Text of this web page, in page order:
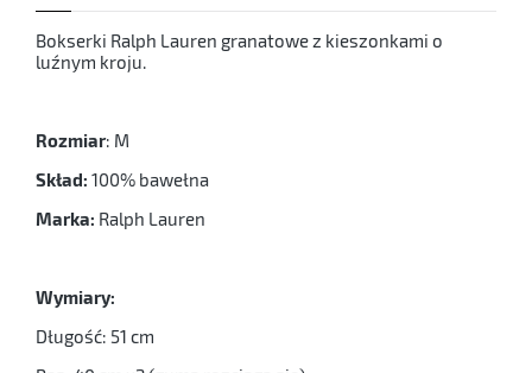
Bokserki Ralph Lauren granatowe z kieszonkami o
luźnym kroju.
Rozmiar: M
Skład: 100% bawełna
Marka: Ralph Lauren
Wymiary:
Długość: 51 cm